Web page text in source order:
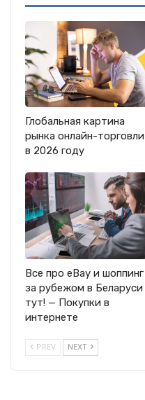
Глобальная картина
рынка онлайн-торговли
в 2026 году
Все про eBay и шоппинг
за рубежом в Беларуси
тут! — Покупки в
интернете
PREV NEXT